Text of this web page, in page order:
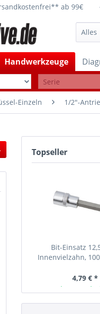
ab
Handwerkzeuge
Einzeln 1/2"-
Topseller
Bit-Einsatz
Innenvielzahn,
4,79 € *
Ab Lager